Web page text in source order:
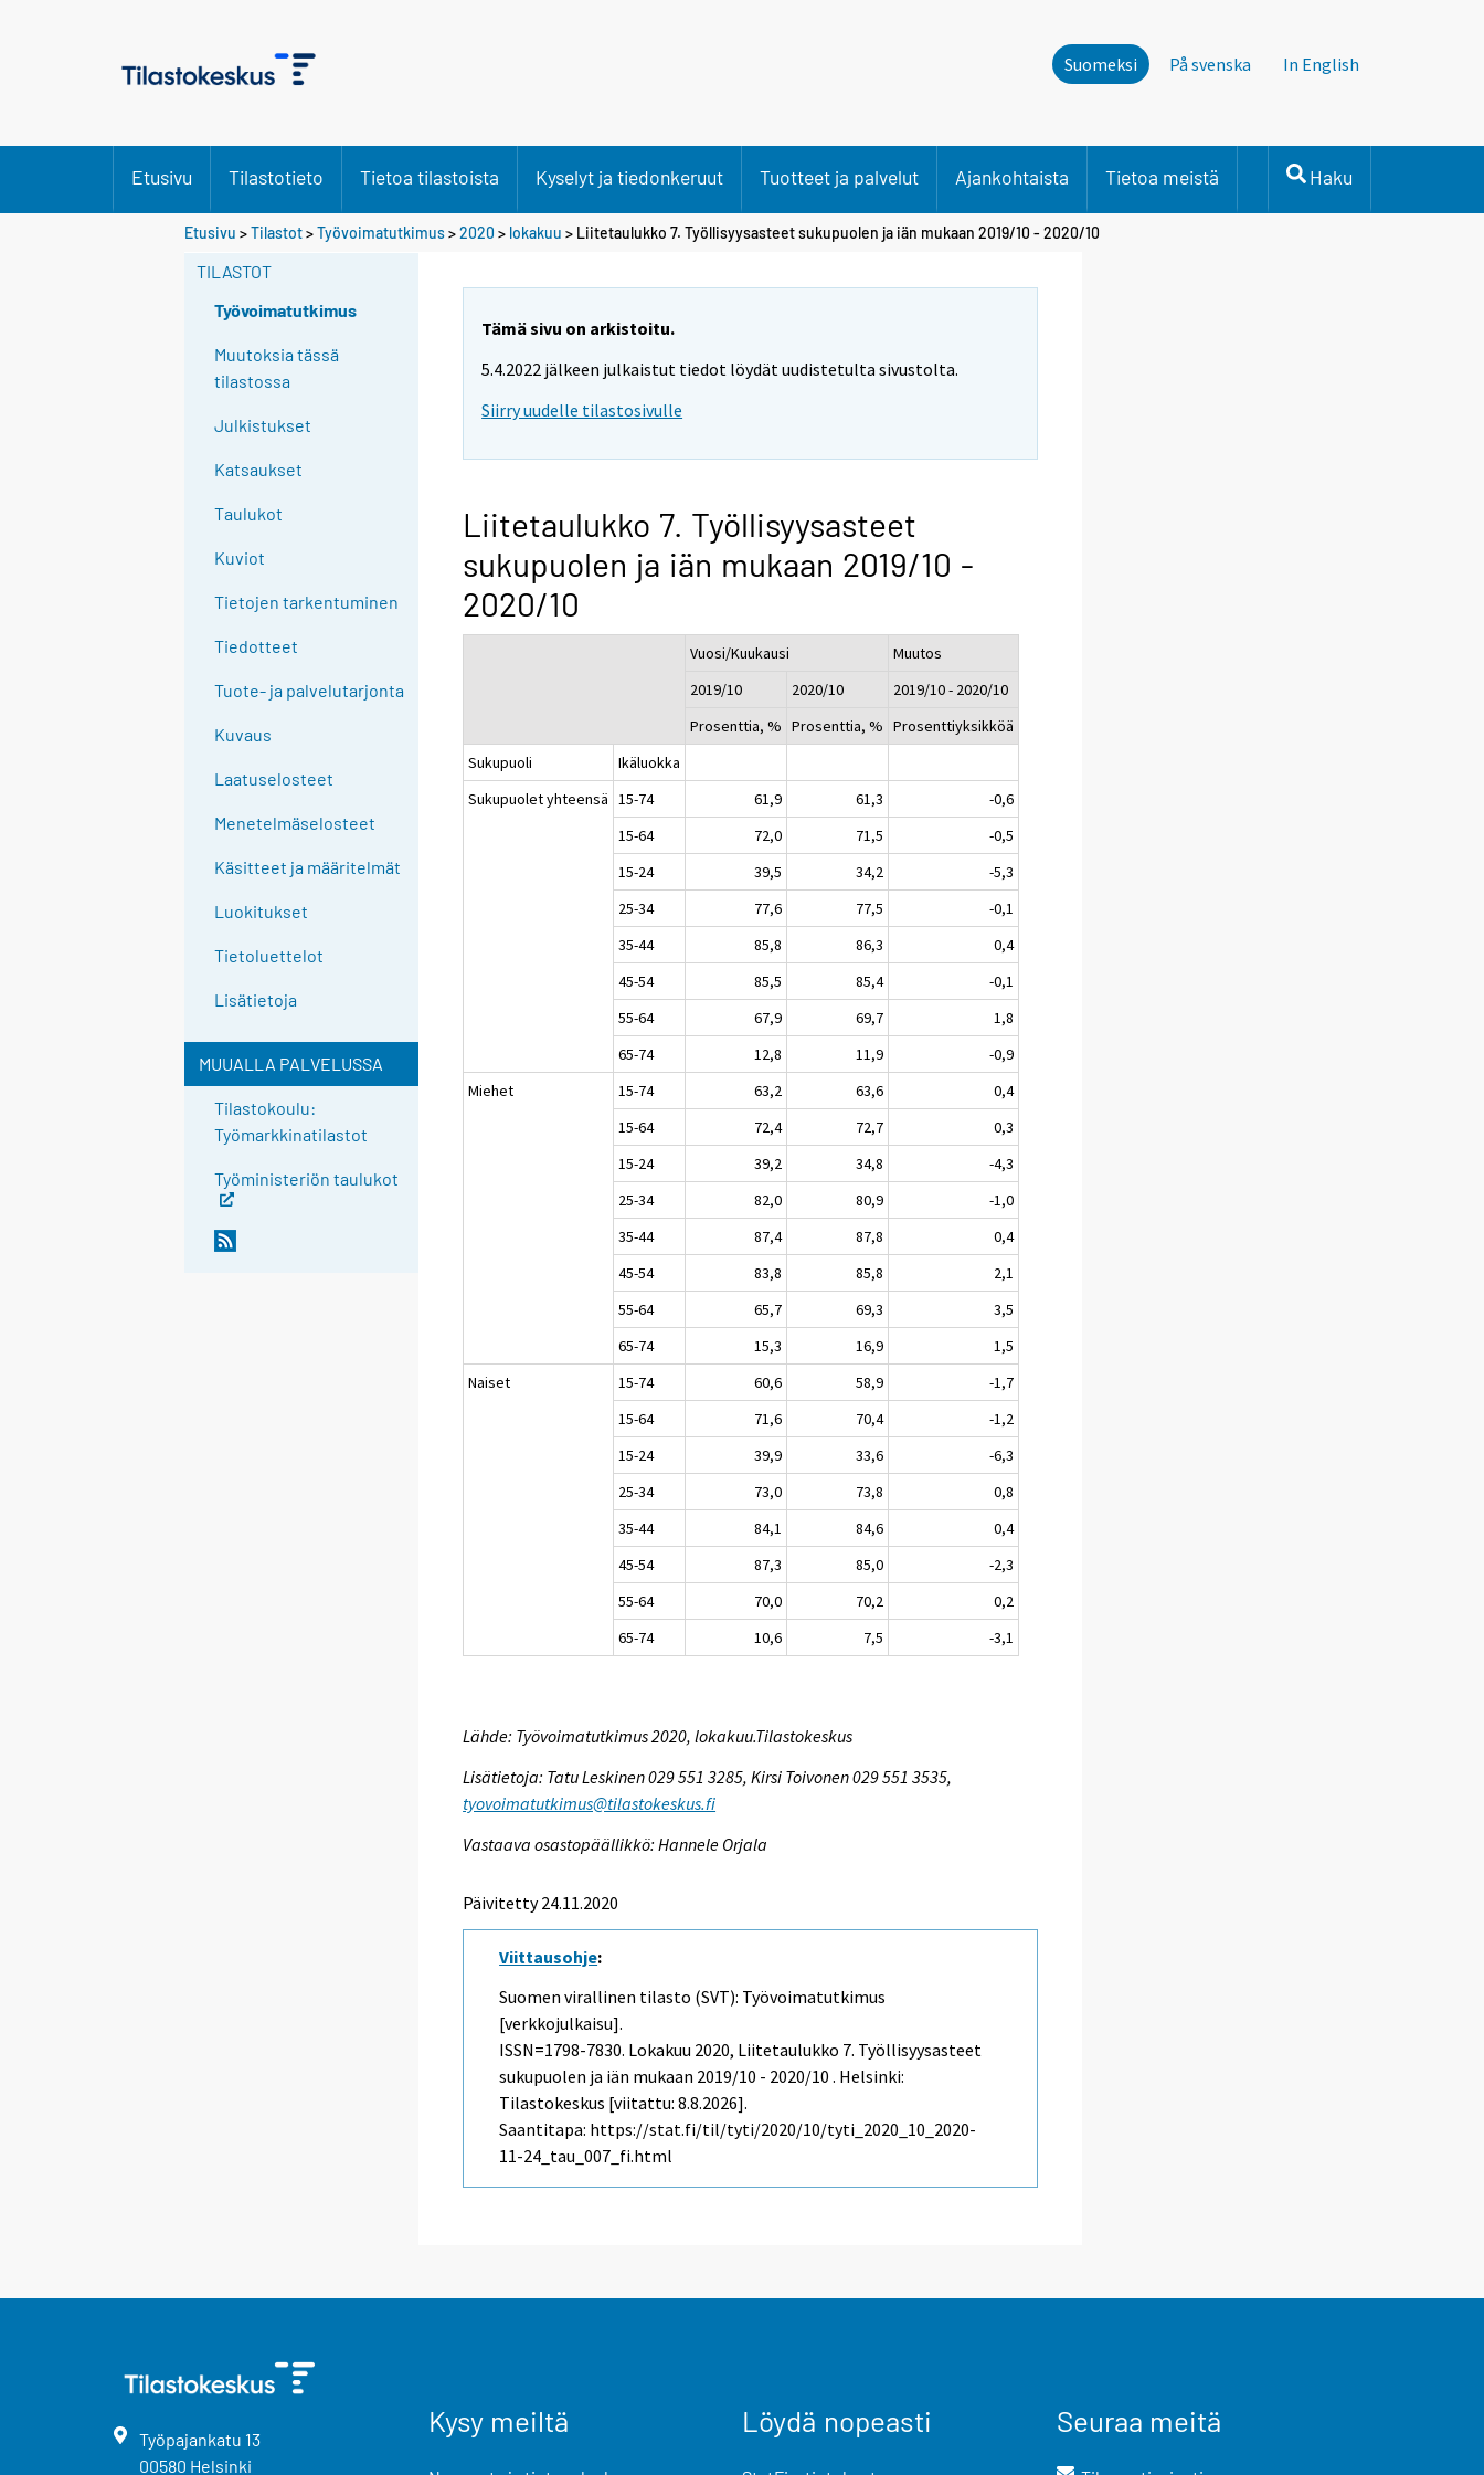
Suomeksi På svenska In English
Etusivu Tilastotieto Tietoa tilastoista Kyselyt ja tiedonkeruut Tuotteet ja palvelut Ajankohtaista Tietoa meistä Haku
Etusivu >Tilastot>Työvoimatutkimus>2020 > lokakuu > Liitetaulukko 7. Työllisyysasteet sukupuolen ja iän mukaan 2019/10 - 2020/10
TILASTOT
Työvoimatutkimus
Muutoksia tässä
tilastossa
Julkistukset
Katsaukset
Taulukot
Kuviot
Tietojen tarkentuminen
Tiedotteet
Tuote- ja palvelutarjonta
Kuvaus
Laatuselosteet
Menetelmäselosteet
Käsitteet ja määritelmät
Luokitukset
Tietoluettelot
Lisätietoja
MUUALLA PALVELUSSA
Tilastokoulu:
Työmarkkinatilastot
Työministeriön taulukot
Tämä sivu on arkistoitu.
5.4.2022 jälkeen julkaistut tiedot löydät uudistetulta sivustolta.
Siirry uudelle tilastosivulle
Liitetaulukko 7. Työllisyysasteet
sukupuolen ja iän mukaan 2019/10 -
2020/10
Vuosi/Kuukausi
Muutos
2019/10
2020/10
2019/10 - 2020/10
Prosenttia, % Prosenttia, % Prosenttiyksikköä
Sukupuoli
Ikäluokka
Sukupuolet yhteensä 15-74 61,9 61,3
-0,6
15-64
72,0 71,5
-0,5
15-24
39,5 34,2
-5,3
25-34
77,6 77,5
-0,1
35-44
85,8 86,3
0,4
45-54
85,5 85,4
-0,1
55-64
67,9 69,7
1,8
65-74
12,8 11,9
-0,9
Miehet
15-74 63,2 63,6
0,4
15-64
72,4 72,7
0,3
15-24
39,2 34,8
-4,3
25-34
82,0 80,9
-1,0
35-44
87,4 87,8
0,4
45-54
83,8 85,8
2,1
55-64
65,7 69,3
3,5
65-74
15,3 16,9
1,5
Naiset
15-74 60,6 58,9
-1,7
15-64
71,6 70,4
-1,2
15-24
39,9 33,6
-6,3
25-34
73,0 73,8
0,8
35-44
84,1 84,6
0,4
45-54
87,3 85,0
-2,3
55-64
70,0 70,2
0,2
65-74
10,6 7,5 -3,1
Lähde: Työvoimatutkimus 2020, lokakuu.Tilastokeskus
Lisätietoja: Tatu Leskinen 029 551 3285, Kirsi Toivonen 029 551 3535,
tyovoimatutkimus@tilastokeskus.fi
Vastaava osastopäällikkö: Hannele Orjala
Päivitetty 24.11.2020
Viittausohje:
Suomen virallinen tilasto (SVT): Työvoimatutkimus
[verkkojulkaisu].
ISSN=1798-7830. Lokakuu 2020, Liitetaulukko 7. Työllisyysasteet
sukupuolen ja iän mukaan 2019/10 - 2020/10 . Helsinki:
Tilastokeskus [viitattu: 8.8.2026].
Saantitapa: https://stat.fi/til/tyti/2020/10/tyti_2020_10_2020-
11-24_tau_007_fi.html
Työpajankatu 13
00580 Helsinki
Kysy meiltä Löydä nopeasti Seuraa meitä